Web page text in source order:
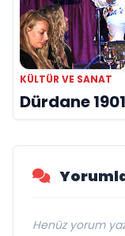
KÜLTÜR VE SANAT
Dürdane
Henüz yorum